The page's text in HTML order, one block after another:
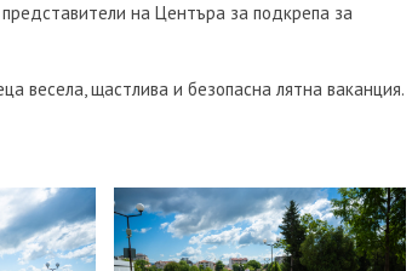
на Центъра за подкрепа за
весела, щастлива и безопасна лятна ваканция.